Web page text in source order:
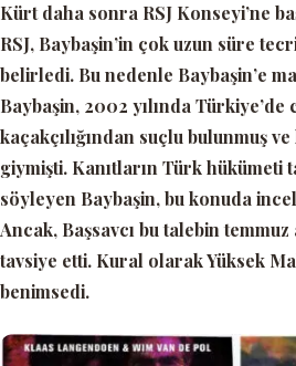
Kürt daha sonra RSJ Konseyi’ne
RSJ, Baybaşin’in çok uzun süre
belirledi. Bu nedenle Baybaşin’e
Baybaşin, 2002 yılında
kaçakçılığından suçlu bulunmuş
giymişti. Kanıtların Türk hükümeti
söyleyen Baybaşin, bu konuda
Ancak, Başsavcı bu talebin
tavsiye etti. Kural olarak Yüksek
benimsedi.